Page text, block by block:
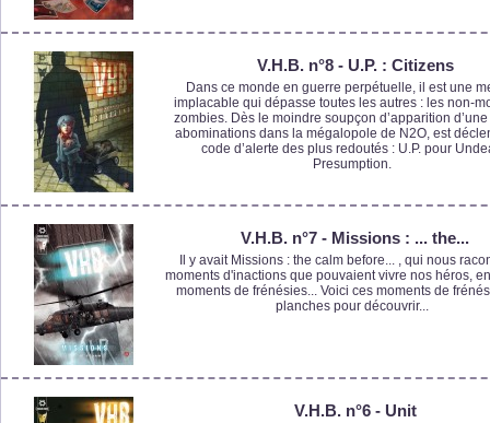
V.H.B. n°8 - U.P. : Citizens
Dans ce monde en guerre perpétuelle, il est une
implacable qui dépasse toutes les autres : les non-
zombies. Dès le moindre soupçon d’apparition
abominations dans la mégalopole de N2O, est
code d’alerte des plus redoutés : U.P. pour
Presumption.
V.H.B. n°7 - Missions : ... the...
Il y avait Missions : the calm before... , qui nous
moments d'inactions que pouvaient vivre nos héros,
moments de frénésies... Voici ces moments de
planches pour découvrir...
V.H.B. n°6 - Unit